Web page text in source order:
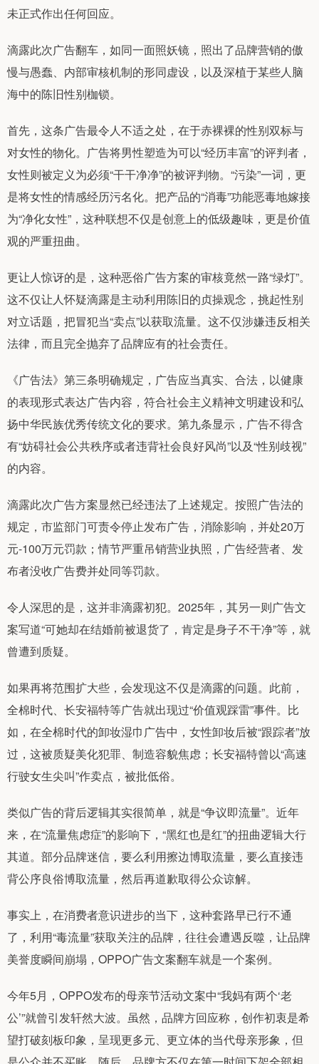
未正式作出任何回应。
滴露此次广告翻车，如同一面照妖镜，照出了品牌营销的傲
慢与愚蠢、内部审核机制的形同虚设，以及深植于某些人脑
海中的陈旧性别枷锁。
首先，这条广告最令人不适之处，在于赤裸裸的性别双标与
对女性的物化。广告将男性塑造为可以“经历丰富”的评判者，
女性则被定义为必须“干干净净”的被评判物。“污染”一词，更
是将女性的情感经历污名化。把产品的“消毒”功能恶毒地嫁接
为“净化女性”，这种联想不仅是创意上的低级趣味，更是价值
观的严重扭曲。
更让人惊讶的是，这种恶俗广告方案的审核竟然一路“绿灯”。
这不仅让人怀疑滴露是主动利用陈旧的贞操观念，挑起性别
对立话题，把冒犯当“卖点”以获取流量。这不仅涉嫌违反相关
法律，而且完全抛弃了品牌应有的社会责任。
《广告法》第三条明确规定，广告应当真实、合法，以健康
的表现形式表达广告内容，符合社会主义精神文明建设和弘
扬中华民族优秀传统文化的要求。第九条显示，广告不得含
有“妨碍社会公共秩序或者违背社会良好风尚”以及“性别歧视”
的内容。
滴露此次广告方案显然已经违法了上述规定。按照广告法的
规定，市监部门可责令停止发布广告，消除影响，并处20万
元-100万元罚款；情节严重吊销营业执照，广告经营者、发
布者没收广告费并处同等罚款。
令人深思的是，这并非滴露初犯。2025年，其另一则广告文
案写道“可她却在结婚前被退货了，肯定是身子不干净”等，就
曾遭到质疑。
如果再将范围扩大些，会发现这不仅是滴露的问题。此前，
全棉时代、长安福特等广告就出现过“价值观踩雷”事件。比
如，在全棉时代的卸妆湿巾广告中，女性卸妆后被“跟踪者”放
过，这被质疑美化犯罪、制造容貌焦虑；长安福特曾以“高速
行驶女生尖叫”作卖点，被批低俗。
类似广告的背后逻辑其实很简单，就是“争议即流量”。近年
来，在“流量焦虑症”的影响下，“黑红也是红”的扭曲逻辑大行
其道。部分品牌迷信，要么利用擦边博取流量，要么直接违
背公序良俗博取流量，然后再道歉取得公众谅解。
事实上，在消费者意识进步的当下，这种套路早已行不通
了，利用“毒流量”获取关注的品牌，往往会遭遇反噬，让品牌
美誉度瞬间崩塌，OPPO广告文案翻车就是一个案例。
今年5月，OPPO发布的母亲节活动文案中“我妈有两个‘老
公’”就曾引发轩然大波。虽然，品牌方回应称，创作初衷是希
望打破刻板印象，呈现更多元、更立体的当代母亲形象，但